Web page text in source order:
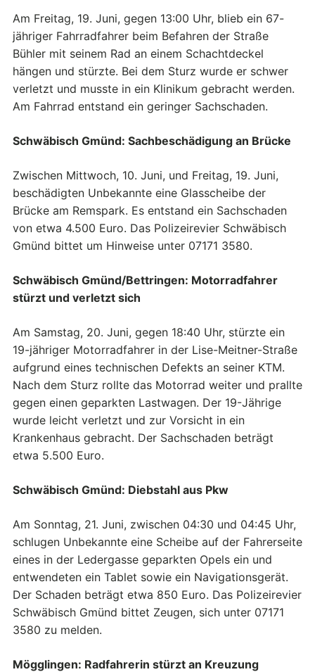
Am Freitag, 19. Juni, gegen 13:00 Uhr, blieb ein 67-
jähriger Fahrradfahrer beim Befahren der Straße
Bühler mit seinem Rad an einem Schachtdeckel
hängen und stürzte. Bei dem Sturz wurde er schwer
verletzt und musste in ein Klinikum gebracht werden.
Am Fahrrad entstand ein geringer Sachschaden.
Schwäbisch Gmünd: Sachbeschädigung an Brücke
Zwischen Mittwoch, 10. Juni, und Freitag, 19. Juni,
beschädigten Unbekannte eine Glasscheibe der
Brücke am Remspark. Es entstand ein Sachschaden
von etwa 4.500 Euro. Das Polizeirevier Schwäbisch
Gmünd bittet um Hinweise unter 07171 3580.
Schwäbisch Gmünd/Bettringen: Motorradfahrer
stürzt und verletzt sich
Am Samstag, 20. Juni, gegen 18:40 Uhr, stürzte ein
19-jähriger Motorradfahrer in der Lise-Meitner-Straße
aufgrund eines technischen Defekts an seiner KTM.
Nach dem Sturz rollte das Motorrad weiter und prallte
gegen einen geparkten Lastwagen. Der 19-Jährige
wurde leicht verletzt und zur Vorsicht in ein
Krankenhaus gebracht. Der Sachschaden beträgt
etwa 5.500 Euro.
Schwäbisch Gmünd: Diebstahl aus Pkw
Am Sonntag, 21. Juni, zwischen 04:30 und 04:45 Uhr,
schlugen Unbekannte eine Scheibe auf der Fahrerseite
eines in der Ledergasse geparkten Opels ein und
entwendeten ein Tablet sowie ein Navigationsgerät.
Der Schaden beträgt etwa 850 Euro. Das Polizeirevier
Schwäbisch Gmünd bittet Zeugen, sich unter 07171
3580 zu melden.
Mögglingen: Radfahrerin stürzt an Kreuzung